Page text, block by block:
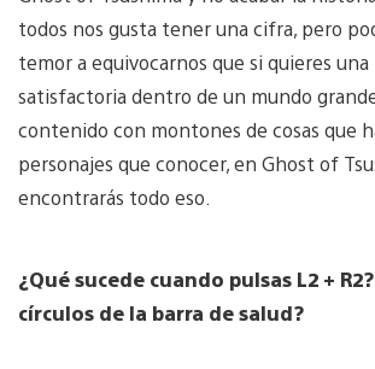
todos nos gusta tener una cifra, pero
temor a equivocarnos que si quieres
satisfactoria dentro de un mundo
contenido con montones de cosas que
personajes que conocer, en Ghost of
encontrarás todo eso.
¿Qué sucede cuando pulsas L2 +
círculos de la barra de salud?